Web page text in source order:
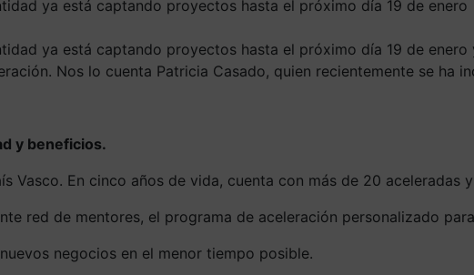
ya está captando proyectos hasta el próximo día 19 de enero
ya está captando proyectos hasta el próximo día 19 de
Nos lo cuenta Patricia Casado, quien recientemente se ha
y beneficios.
Vasco. En cinco años de vida, cuenta con más de 20
red de mentores, el programa de aceleración personalizado
negocios en el menor tiempo posible.